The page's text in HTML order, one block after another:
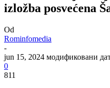
izložba posvećena
Od
Rominfomedia
-
jun 15, 2024 модификовани
0
811